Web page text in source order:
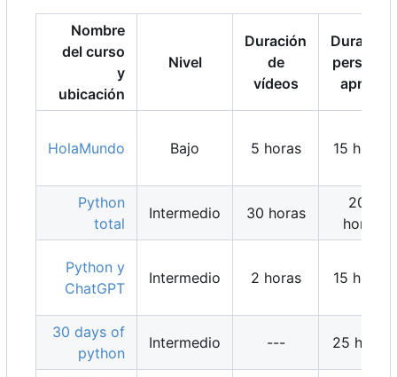
Nombre
del curso
y
ubicación
Nivel
Duración
de
vídeos
Duración
personal
aprox.
HolaMundo Bajo 5 horas 15 horas
Python
total
Intermedio 30 horas
200
horas
Python y
ChatGPT
Intermedio 2 horas 15 horas
30 days of
python
Intermedio --- 25 horas